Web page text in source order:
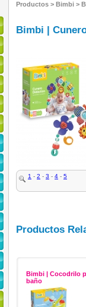
Productos > Bimbi >
Bimbi |
1 - 2 - 3 - 4 - 5
Productos
Bimbi | Cocodrilo
baño